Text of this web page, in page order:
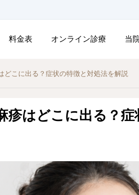
料金表 オンライン診療 当
どこに出る？症状の特徴と対処法を解説
疹はどこに出る？